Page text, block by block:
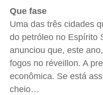
Que fase
Uma das três cidades
do petróleo no Espírito
anunciou que, este
fogos no réveillon. A
econômica. Se está
cheio…